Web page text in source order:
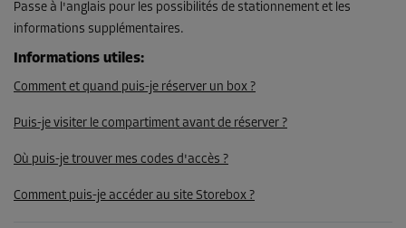
Volume: 9,5 m³
2,1 Larg:
107,00 EUR/mois
Compartiment 3
Volume: 9,5 m³
Passe à l'anglais pour les possibilités de stationnement et les
informations supplémentaires.
Informations utiles:
Comment et quand puis-je réserver un box ?
Puis-je visiter le compartiment avant de réserver ?
Où puis-je trouver mes codes d'accès ?
Comment puis-je accéder au site Storebox ?